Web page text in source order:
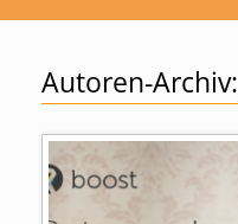
Autoren-Archiv: